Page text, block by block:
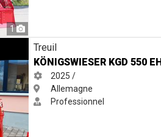
1
Treuil
KÖNIGSWIESER KGD 550 EH
2025 /
Allemagne
Professionnel